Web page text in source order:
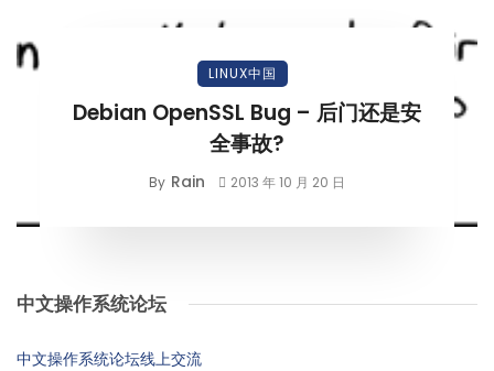
LINUX中国
Debian OpenSSL Bug – 后门还是安
全事故?
By Rain 2013 年 10 月 20 日
中文操作系统论坛
中文操作系统论坛线上交流